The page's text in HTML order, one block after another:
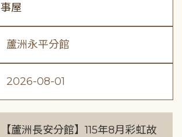
事屋
蘆洲永平分館
2026-08-01
【蘆洲長安分館】115年8月彩虹故